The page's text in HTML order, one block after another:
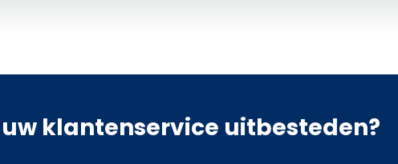
klantenservice uitbesteden?